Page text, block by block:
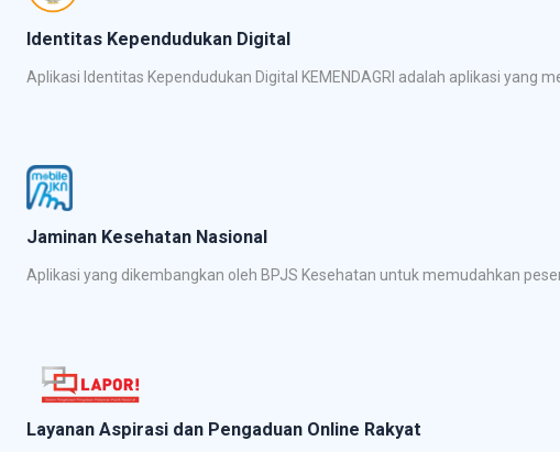
Identitas Kependudukan Digital
Aplikasi Identitas Kependudukan Digital KEMENDAGRI adalah aplikasi
Jaminan Kesehatan Nasional
Aplikasi yang dikembangkan oleh BPJS Kesehatan untuk memudahkan
Layanan Aspirasi dan Pengaduan Online Rakyat